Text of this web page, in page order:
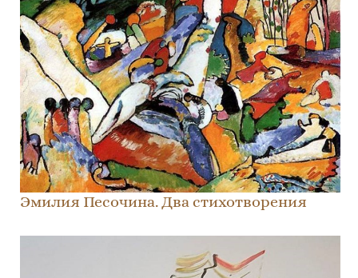
Эмилия Песочина. Два стихотворения